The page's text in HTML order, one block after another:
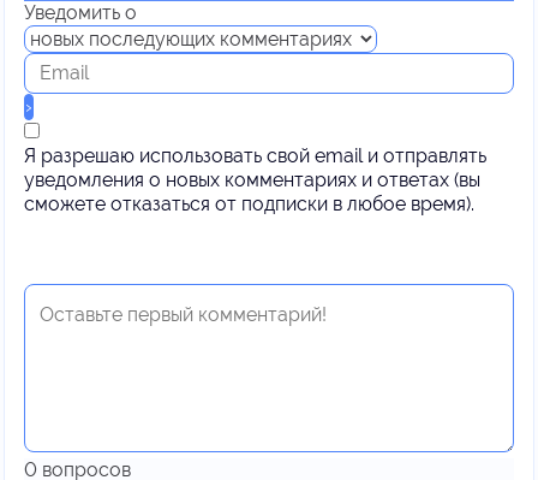
Уведомить о
Я разрешаю использовать свой email и отправлять
уведомления о новых комментариях и ответах (вы
cможете отказаться от подписки в любое время).
0 вопросов